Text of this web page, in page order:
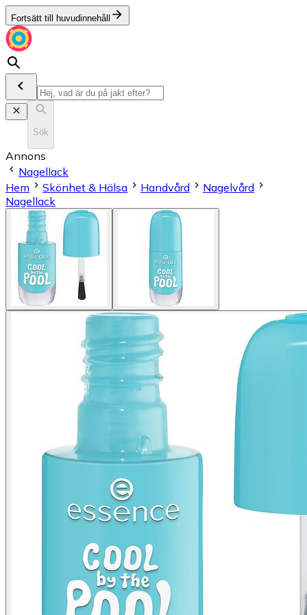
Fortsätt till huvudinnehåll
Sök
Annons
Nagellack
Hem
Skönhet & Hälsa Handvård
Nagelvård
Nagellack